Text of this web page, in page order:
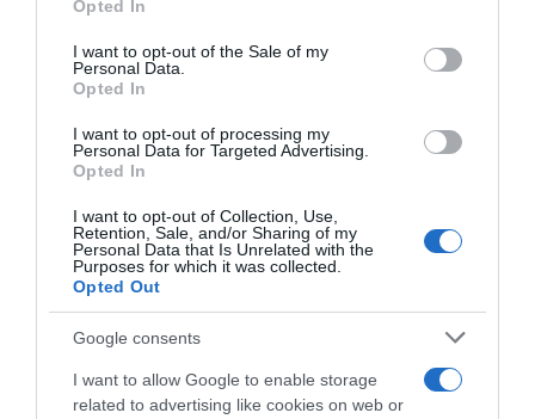
use your data for below specified purposes in below Google
consent section.
Opted In
I want to opt-out of the Sale of my
Personal Data.
Opted In
I want to opt-out of processing my
Personal Data for Targeted Advertising.
Opted In
I want to opt-out of Collection, Use,
Retention, Sale, and/or Sharing of my
Personal Data that Is Unrelated with the
Purposes for which it was collected.
Opted Out
Google consents
I want to allow Google to enable storage
related to advertising like cookies on web or
Θεσσαλονίκη: Πρόστιμο έως 100 ευρώ για
εισιτηριοδιαφυγή στα λεωφορεία του ΟΑΣΘ
Η νέα ρύθμιση αναμένεται να τεθεί άμεσα σε
εφαρμογή
26.03.2026 - 14:02